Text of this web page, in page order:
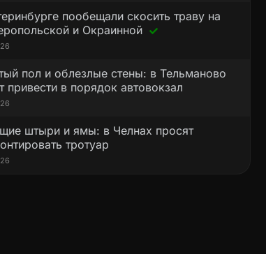
пообещали скосить траву на
и Окраинной
пол и облезлые стены: в Тельманово
привести в порядок автовокзал
штыри и ямы: в Челнах просят
тротуар